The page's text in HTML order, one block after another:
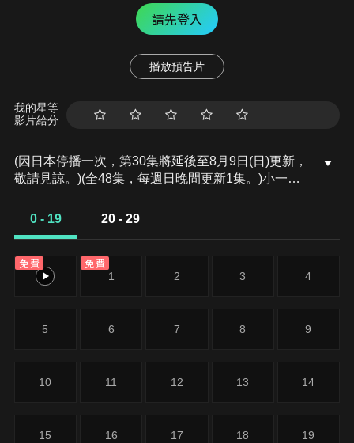
請先登入
播放預告片
我的星等
影片給分
(因日本停播一次，第30集將延後至8月9日(日)更新，
敬請見諒。)(全48集，每週日晚間更新1集。)小一郎
而單純的生活。某日，音訊全無多年的哥哥藤吉郎意
自己。在哥哥的推動下，小一郎不得不放下鋤頭，轉
身踏上武士之途……。這是天下人豐臣秀吉之弟——
0 - 19 20 - 29
免費
0
免費
1 2 3 4
5 6 7 8 9
10 11 12 13 14
15 16 17 18 19